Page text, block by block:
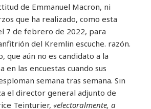
de Emmanuel Macron, ni
que ha realizado, como esta
7 de febrero de 2022, para
del Kremlin escuche. razón.
que aún no es candidato a la
en las encuestas cuando sus
semana tras semana. Sin
el director general adjunto de
Teinturier, «electoralmente, a